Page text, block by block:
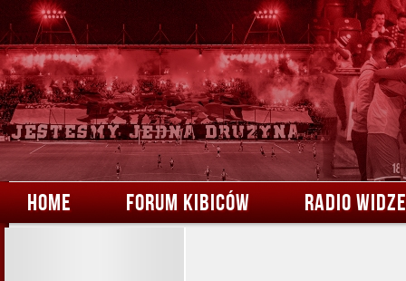
HOME FORUM KIBICÓW RADIO